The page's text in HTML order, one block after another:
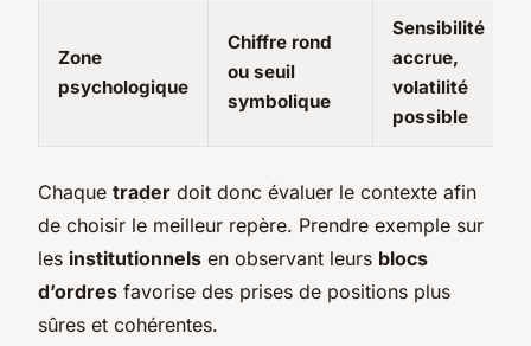
Zone
psychologique
Chiffre rond
ou seuil
symbolique
Sensibilité
accrue,
volatilité
possible
Chaque trader doit donc évaluer le contexte afin
de choisir le meilleur repère. Prendre exemple sur
les institutionnels en observant leurs blocs
d’ordres favorise des prises de positions plus
sûres et cohérentes.